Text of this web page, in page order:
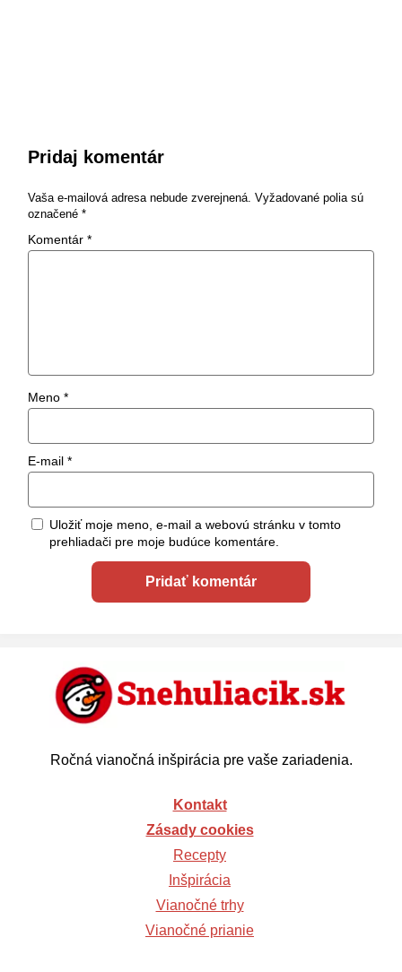
Pridaj komentár
Vaša e-mailová adresa nebude zverejnená. Vyžadované polia sú
označené *
Komentár *
Meno *
E-mail *
Uložiť moje meno, e-mail a webovú stránku v tomto
prehliadači pre moje budúce komentáre.
Ročná vianočná inšpirácia pre vaše zariadenia.
Kontakt
Zásady cookies
Recepty
Inšpirácia
Vianočné trhy
Vianočné prianie